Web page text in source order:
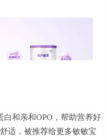
白和亲和OPO，帮助营养好
适，被推荐给更多敏敏宝